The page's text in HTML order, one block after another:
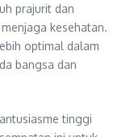
prajurit dan
kesehatan.
optimal dalam
bangsa dan
tinggi